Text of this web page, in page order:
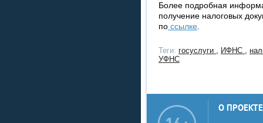
Более подробная
получение налоговых
по ссылке
Теги: госуслуги , ИФНС ,
УФНС
О ПРОЕКТЕ